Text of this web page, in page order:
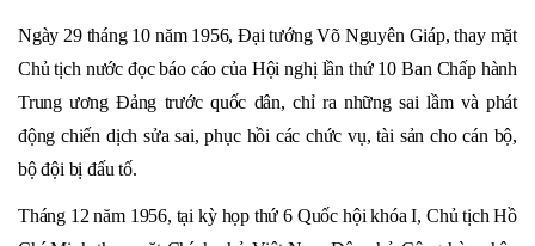
Ngày 29 tháng 10 năm 1956, Đại tướng Võ Nguyên Giáp, thay mặt
Chủ tịch nước đọc báo cáo của Hội nghị lần thứ 10 Ban Chấp hành
Trung ương Đảng trước quốc dân, chỉ ra những sai lầm và phát
động chiến dịch sửa sai, phục hồi các chức vụ, tài sản cho cán bộ,
bộ đội bị đấu tố.
Tháng 12 năm 1956, tại kỳ họp thứ 6 Quốc hội khóa I, Chủ tịch Hồ